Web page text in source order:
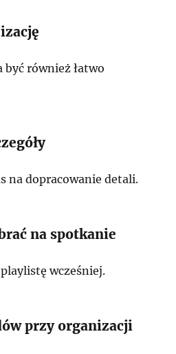
również łatwo
na dopracowanie detali.
na spotkanie
wcześniej.
przy organizacji